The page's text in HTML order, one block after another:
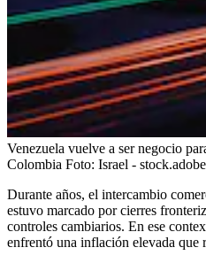
Venezuela vuelve a ser negocio
Colombia Foto: Israel -
Durante años, el intercambio
estuvo marcado por cierres
controles cambiarios. En ese
enfrentó una inflación elevada que